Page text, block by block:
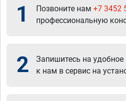
1 Позвоните нам +7 3452
профессиональную
2
Запишитесь на
к нам в сервис на